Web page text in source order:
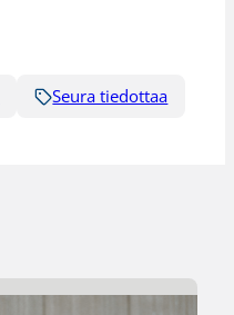
Seura tiedottaa